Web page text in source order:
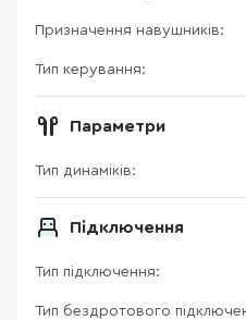
Призначення навушників:
Тип керування:
Параметри
Тип динаміків:
Підключення
Тип підключення:
Тип бездротового